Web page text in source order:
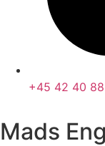
+45 42 40 88
Mads